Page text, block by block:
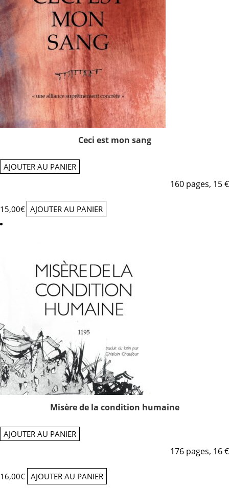
Ceci est mon sang
AJOUTER AU PANIER
160 pages, 15 €
15,00€ AJOUTER AU PANIER
Misère de la condition humaine
AJOUTER AU PANIER
176 pages, 16 €
16,00€ AJOUTER AU PANIER